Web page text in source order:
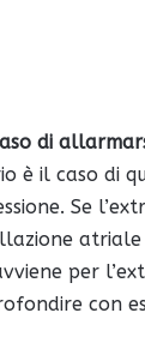
di
è il caso di
Se
atriale
per
con